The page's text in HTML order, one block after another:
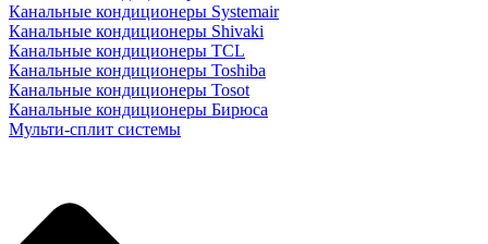
Канальные кондиционеры Systemair
Канальные кондиционеры Shivaki
Канальные кондиционеры TCL
Канальные кондиционеры Toshiba
Канальные кондиционеры Tosot
Канальные кондиционеры Бирюса
Мульти-сплит системы